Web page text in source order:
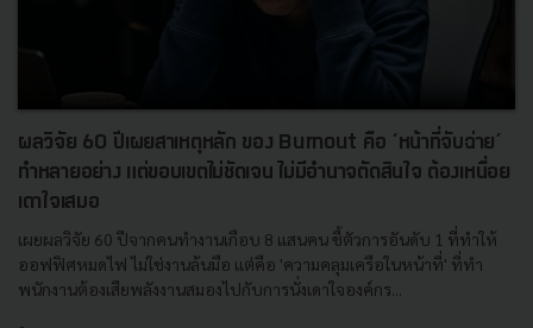
ผลวิจัย 60 ปีเผยสาเหตุหลัก ของ Burnout คือ ‘หน้าที่จับฉ่าย’
ทำหลายอย่าง แต่ขอบเขตไม่ชัดเจน ไม่มีอำนาจตัดสินใจ ต้องเหนื่อย
เดาใจเสมอ
เผยผลวิจัย 60 ปีจากคนทำงานเกือบ 8 แสนคน ชี้ตัวการอันดับ 1 ที่ทำให้
ออฟฟิศหมดไฟ ไม่ใช่งานล้นมือ แต่คือ 'ความคลุมเครือในหน้าที่' ที่ทำ
พนักงานต้องเสียพลังงานสมองไปกับการนั่งเดาใจองค์กร...